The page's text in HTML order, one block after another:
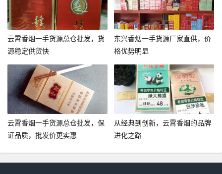
云霄香烟一手货源总仓批发，货
源稳定供货快
东兴香烟一手货源厂家直供，价
格优势明显
云霄香烟一手货源总仓批发，保
证品质，批发价更实惠
从经典到创新，云霄香烟的品牌
进化之路